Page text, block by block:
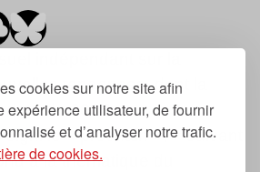
cookies sur notre site afin
expérience utilisateur, de fournir
et d’analyser notre trafic.
de cookies.
indépendant sur la
tendances, dont la
date de 2007.
« prochain », « suivant
à la thématique du